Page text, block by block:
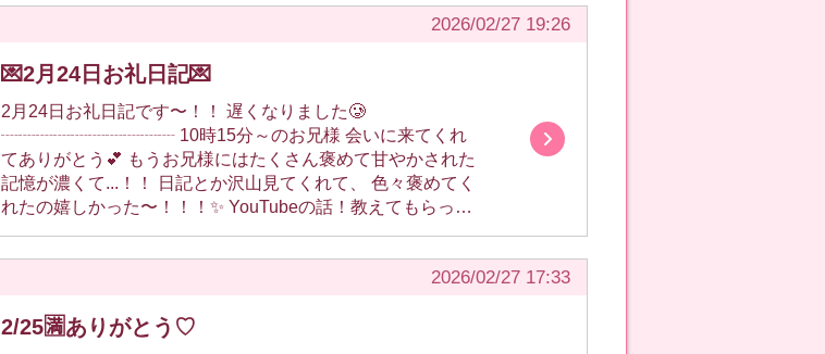
2026/02/27 19:26
💌2月24日お礼日記💌
2月24日お礼日記です〜！！ 遅くなりました🥲
┈┈┈┈┈┈┈┈┈┈ 10時15分～のお兄様 会いに来てくれ
てありがとう︎💕︎ もうお兄様にはたくさん褒めて甘やかされた
記憶が濃くて...！！ 日記とか沢山見てくれて、 色々褒めてく
れたの嬉しかった〜！！！✨ YouTubeの話！教えてもらった
の見たよ！！この温度感癖になる...！たくさんイチャイチャ
できたの思い出！ハグさせて〜！！！ また会えたら嬉しい
たんだけど優しいお兄様のおかげで楽しい時間を過ごせた
2026/02/27 17:33
2/25🈵ありがとう♡